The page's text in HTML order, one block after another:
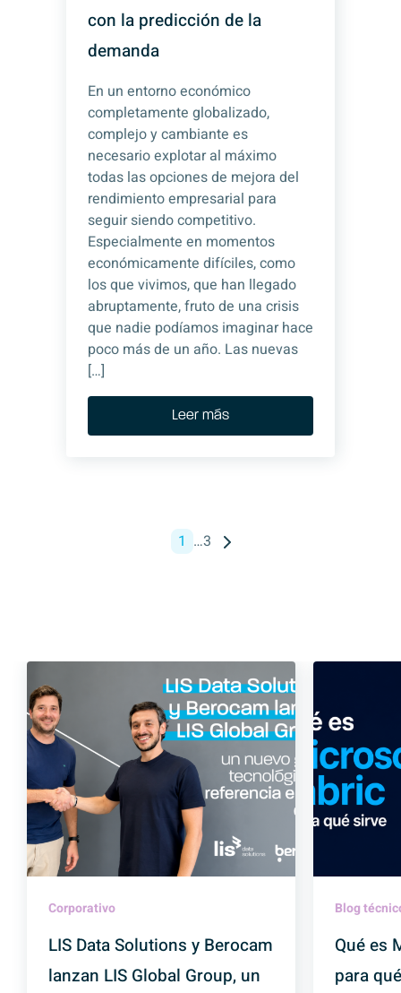
con la predicción de la
demanda
En un entorno económico
completamente globalizado,
complejo y cambiante es
necesario explotar al máximo
todas las opciones de mejora del
rendimiento empresarial para
seguir siendo competitivo.
Especialmente en momentos
económicamente difíciles, como
los que vivimos, que han llegado
abruptamente, fruto de una crisis
que nadie podíamos imaginar hace
poco más de un año. Las nuevas
[…]
Leer más
1 …3
Corporativo
LIS Data Solutions y Berocam
lanzan LIS Global Group, un
Blog
Qué es
para